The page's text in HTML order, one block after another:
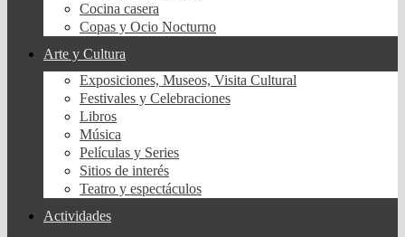
Cocina casera
Copas y Ocio Nocturno
Arte y Cultura
Exposiciones, Museos, Visita Cultural
Festivales y Celebraciones
Libros
Música
Películas y Series
Sitios de interés
Teatro y espectáculos
Actividades